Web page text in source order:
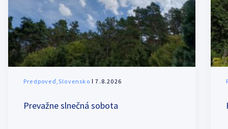
Predpoveď,Slovensko ǀ 7.8.2026
Prevažne slnečná sobota